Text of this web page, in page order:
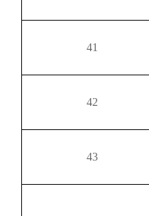
41
42
43